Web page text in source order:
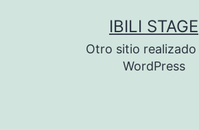
IBILI STAGE
Otro sitio realizado
WordPress